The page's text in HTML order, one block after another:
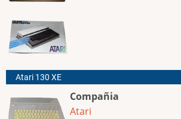
Atari 130 XE
Compañia
Atari